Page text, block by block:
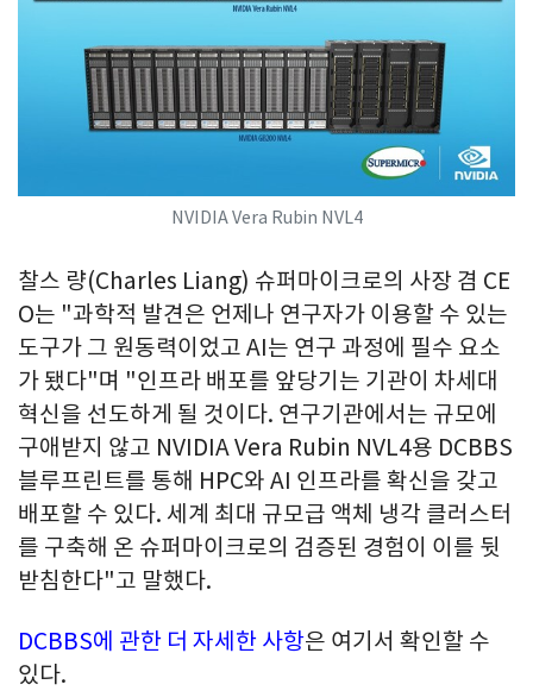
NVIDIA Vera Rubin NVL4
찰스 량(Charles Liang) 슈퍼마이크로의 사장 겸 CE
O는 "과학적 발견은 언제나 연구자가 이용할 수 있는
도구가 그 원동력이었고 AI는 연구 과정에 필수 요소
가 됐다"며 "인프라 배포를 앞당기는 기관이 차세대
혁신을 선도하게 될 것이다. 연구기관에서는 규모에
구애받지 않고 NVIDIA Vera Rubin NVL4용 DCBBS
블루프린트를 통해 HPC와 AI 인프라를 확신을 갖고
배포할 수 있다. 세계 최대 규모급 액체 냉각 클러스터
를 구축해 온 슈퍼마이크로의 검증된 경험이 이를 뒷
받침한다"고 말했다.
DCBBS에 관한 더 자세한 사항은 여기서 확인할 수
있다.